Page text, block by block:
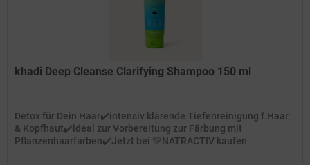
khadi Deep Cleanse Clarifying Shampoo 150 ml
Detox für Dein Haar✔️intensiv klärende Tiefenreinigung f.Haar
& Kopfhaut✔️ideal zur Vorbereitung zur Färbung mit
Pflanzenhaarfarben✔️Jetzt bei 💚NATRACTIV kaufen